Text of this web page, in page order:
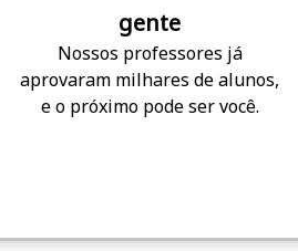
gente
Nossos professores já
aprovaram milhares de alunos,
e o próximo pode ser você.